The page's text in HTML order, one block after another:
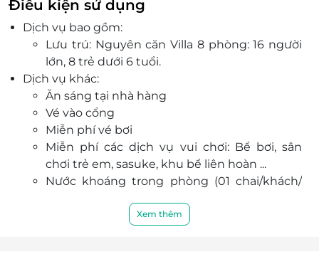
Điều kiện sử dụng
Dịch vụ bao gồm:
Lưu trú: Nguyên căn Villa 8 phòng: 16 người
lớn, 8 trẻ dưới 6 tuổi.
Dịch vụ khác:
Ăn sáng tại nhà hàng
Vé vào cổng
Miễn phí vé bơi
Miễn phí các dịch vụ vui chơi: Bể bơi, sân
chơi trẻ em, sasuke, khu bể liên hoàn ...
Nước khoáng trong phòng (01 chai/khách/
Trà và café trong phòng, các dụng cụ pha
Xem thêm